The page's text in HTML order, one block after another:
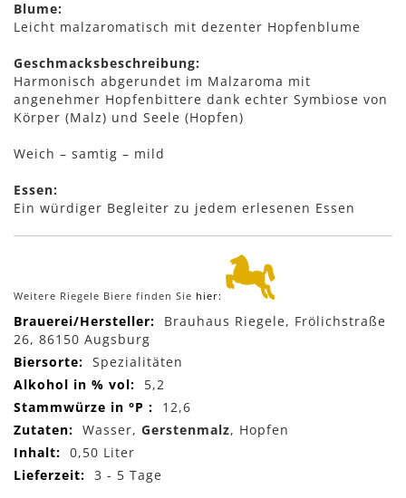
Blume:
Leicht malzaromatisch mit dezenter Hopfenblume
Geschmacksbeschreibung:
Harmonisch abgerundet im Malzaroma mit
angenehmer Hopfenbittere dank echter Symbiose von
Körper (Malz) und Seele (Hopfen)
Weich – samtig – mild
Essen:
Ein würdiger Begleiter zu jedem erlesenen Essen
Weitere Riegele Biere finden Sie hier:
Mehr
Informationen
Brauhaus Riegele, Frölichstraße
26, 86150 Augsburg
Spezialitäten
5,2
12,6
Wasser, Gerstenmalz, Hopfen
0,50 Liter
3 - 5 Tage